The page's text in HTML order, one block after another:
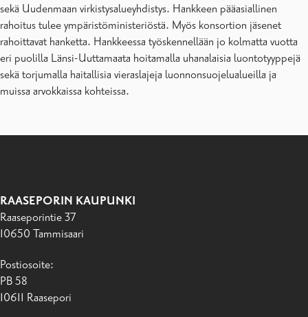
sekä Uudenmaan virkistysalueyhdistys. Hankkeen pääasiallinen
rahoitus tulee ympäristöministeriöstä. Myös konsortion jäsenet
rahoittavat hanketta. Hankkeessa työskennellään jo kolmatta vuotta
eri puolilla Länsi-Uuttamaata hoitamalla uhanalaisia luontotyyppejä
sekä torjumalla haitallisia vieraslajeja luonnonsuojelualueilla ja
muissa arvokkaissa kohteissa.
RAASEPORIN KAUPUNKI
Raaseporintie 37
10650 Tammisaari
Postiosoite:
PB 58
10611 Raasepori